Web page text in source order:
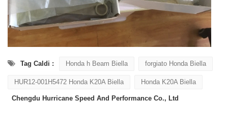
Tag Caldi : Honda h Beam Biella forgiato Honda Biella
HUR12-001H5472 Honda K20A Biella Honda K20A Biella
Chengdu Hurricane Speed ​​And Performance Co., Ltd